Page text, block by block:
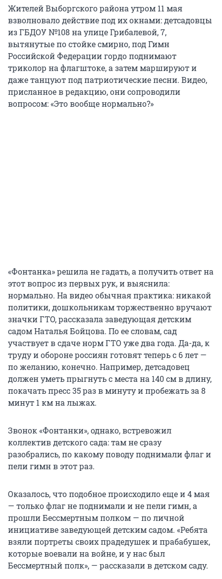
Жителей Выборгского района утром 11 мая
взволновало действие под их окнами: детсадовцы
из ГБДОУ №108 на улице Грибалевой, 7,
вытянутые по стойке смирно, под Гимн
Российской Федерации гордо поднимают
триколор на флагштоке, а затем маршируют и
даже танцуют под патриотические песни. Видео,
присланное в редакцию, они сопроводили
вопросом: «Это вообще нормально?»
«Фонтанка» решила не гадать, а получить ответ на
этот вопрос из первых рук, и выяснила:
нормально. На видео обычная практика: никакой
политики, дошкольникам торжественно вручают
значки ГТО, рассказала заведующая детским
садом Наталья Бойцова. По ее словам, сад
участвует в сдаче норм ГТО уже два года. Да-да, к
труду и обороне россиян готовят теперь с 6 лет —
по желанию, конечно. Например, детсадовец
должен уметь прыгнуть с места на 140 см в длину,
покачать пресс 35 раз в минуту и пробежать за 8
минут 1 км на лыжах.
Звонок «Фонтанки», однако, встревожил
коллектив детского сада: там не сразу
разобрались, по какому поводу поднимали флаг и
пели гимн в этот раз.
Оказалось, что подобное происходило еще и 4 мая
— только флаг не поднимали и не пели гимн, а
прошли Бессмертным полком — по личной
инициативе заведующей детским садом. «Ребята
взяли портреты своих прадедушек и прабабушек,
которые воевали на войне, и у нас был
Бессмертный полк», — рассказали в детском саду.